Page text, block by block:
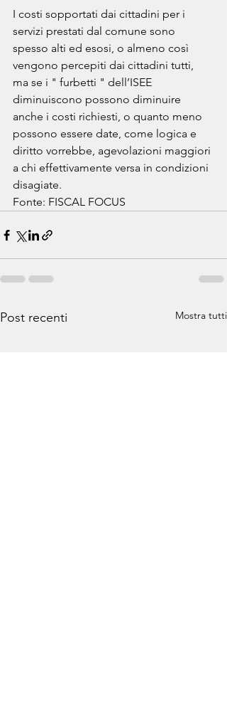
I costi sopportati dai cittadini per i
servizi prestati dal comune sono
spesso alti ed esosi, o almeno così
vengono percepiti dai cittadini tutti,
ma se i " furbetti " dell’ISEE
diminuiscono possono diminuire
anche i costi richiesti, o quanto meno
possono essere date, come logica e
diritto vorrebbe, agevolazioni maggiori
a chi effettivamente versa in condizioni
disagiate.
Fonte: FISCAL FOCUS
Post recenti Mostra tutti